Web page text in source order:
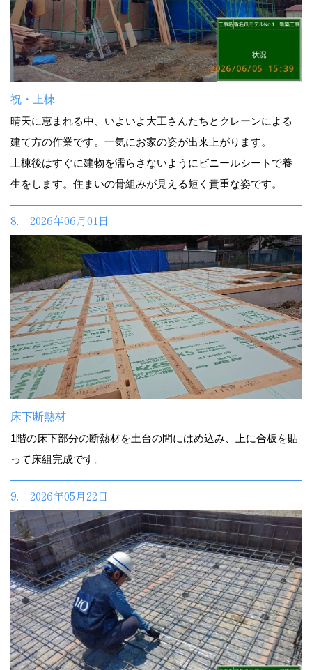
祝・上棟
晴天に恵まれる中、いよいよ大工さんたちとクレーンによる
建て方の作業です。一気にお家の姿が出来上がります。
上棟後はすぐに建物を濡らさないようにビニールシートで養
生をします。住まいの骨組みが見える短く貴重な姿です。
8. 2026年06月01日
床下断熱材
1階の床下部分の断熱材を土台の間にはめ込み、上に合板を貼
って床組完成です。
9. 2026年05月22日